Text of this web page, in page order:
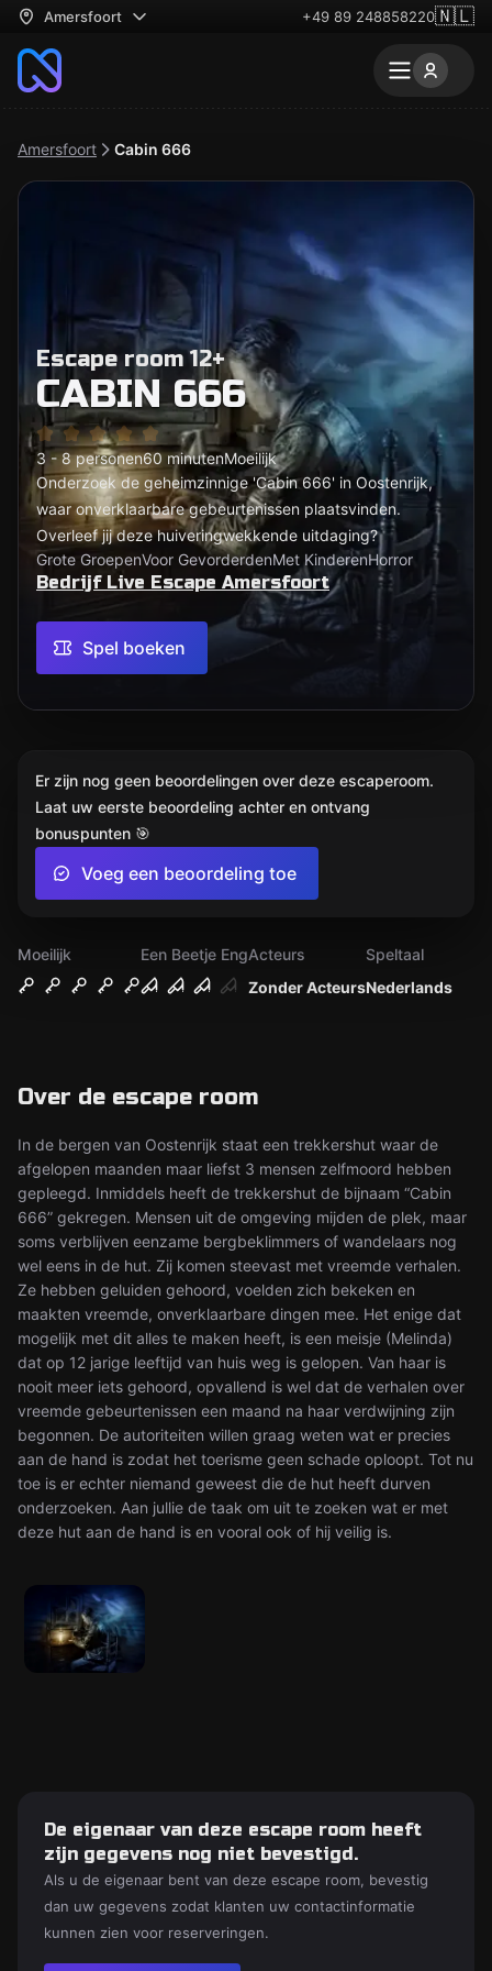
Amersfoort +49 89 248858220🇳🇱
Amersfoort Cabin 666
Escape room 12+
CABIN 666
3 - 8 personen60 minutenMoeilijk
Onderzoek de geheimzinnige 'Cabin 666' in Oostenrijk,
waar onverklaarbare gebeurtenissen plaatsvinden.
Overleef jij deze huiveringwekkende uitdaging?
Grote GroepenVoor GevorderdenMet KinderenHorror
Bedrijf Live Escape Amersfoort
Spel boeken
Moeilijk
Een Beetje Eng
Zonder Acteurs
Acteurs
Nederlands
Speltaal
Over de escape room
In de bergen van Oostenrijk staat een trekkershut waar de
afgelopen maanden maar liefst 3 mensen zelfmoord hebben
gepleegd. Inmiddels heeft de trekkershut de bijnaam “Cabin
666” gekregen. Mensen uit de omgeving mijden de plek, maar
soms verblijven eenzame bergbeklimmers of wandelaars nog
wel eens in de hut. Zij komen steevast met vreemde verhalen.
Ze hebben geluiden gehoord, voelden zich bekeken en
maakten vreemde, onverklaarbare dingen mee. Het enige dat
mogelijk met dit alles te maken heeft, is een meisje (Melinda)
dat op 12 jarige leeftijd van huis weg is gelopen. Van haar is
nooit meer iets gehoord, opvallend is wel dat de verhalen over
vreemde gebeurtenissen een maand na haar verdwijning zijn
begonnen. De autoriteiten willen graag weten wat er precies
aan de hand is zodat het toerisme geen schade oploopt. Tot nu
toe is er echter niemand geweest die de hut heeft durven
onderzoeken. Aan jullie de taak om uit te zoeken wat er met
deze hut aan de hand is en vooral ook of hij veilig is.
Er zijn nog geen beoordelingen over deze escaperoom.
Laat uw eerste beoordeling achter en ontvang
bonuspunten 🎯
Voeg een beoordeling toe
De eigenaar van deze escape room heeft
zijn gegevens nog niet bevestigd.
Als u de eigenaar bent van deze escape room, bevestig
dan uw gegevens zodat klanten uw contactinformatie
kunnen zien voor reserveringen.